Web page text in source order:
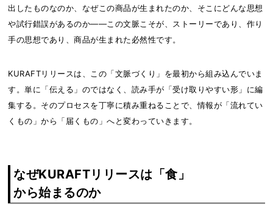
出したものなのか、なぜこの商品が生まれたのか、そこにどんな思想
や試行錯誤があるのか――この文脈こそが、ストーリーであり、作り
手の思想であり、商品が生まれた必然性です。
KURAFTリリースは、この「文脈づくり」を最初から組み込んでいま
す。単に「伝える」のではなく、読み手が「受け取りやすい形」に編
集する。そのプロセスを丁寧に積み重ねることで、情報が「流れてい
くもの」から「届くもの」へと変わっていきます。
なぜKURAFTリリースは「食」
から始まるのか